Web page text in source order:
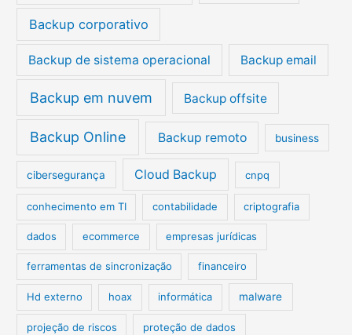
p
r
Backup corporativo
Backup de sistema operacional Backup email
Backup em nuvem Backup offsite
Backup Online Backup remoto business
cibersegurança Cloud Backup cnpq
conhecimento em TI contabilidade criptografia
dados ecommerce empresas jurídicas
ferramentas de sincronização financeiro
Hd externo hoax informática malware
projeção de riscos proteção de dados